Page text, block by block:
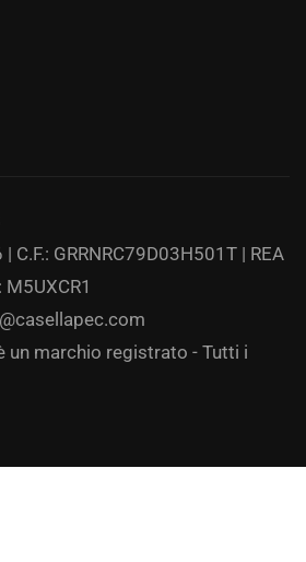
C.F.: GRRNRC79D03H501T | REA
un marchio registrato - Tutti i